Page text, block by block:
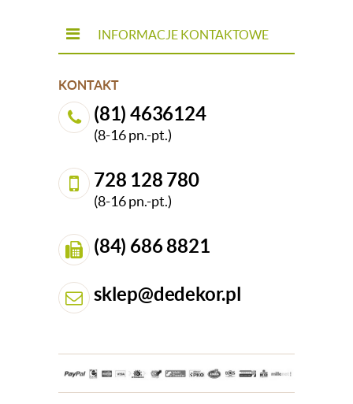
INFORMACJE KONTAKTOWE
KONTAKT
(81) 4636124
(8-16 pn.-pt.)
728 128 780
(8-16 pn.-pt.)
(84) 686 8821
sklep@dedekor.pl